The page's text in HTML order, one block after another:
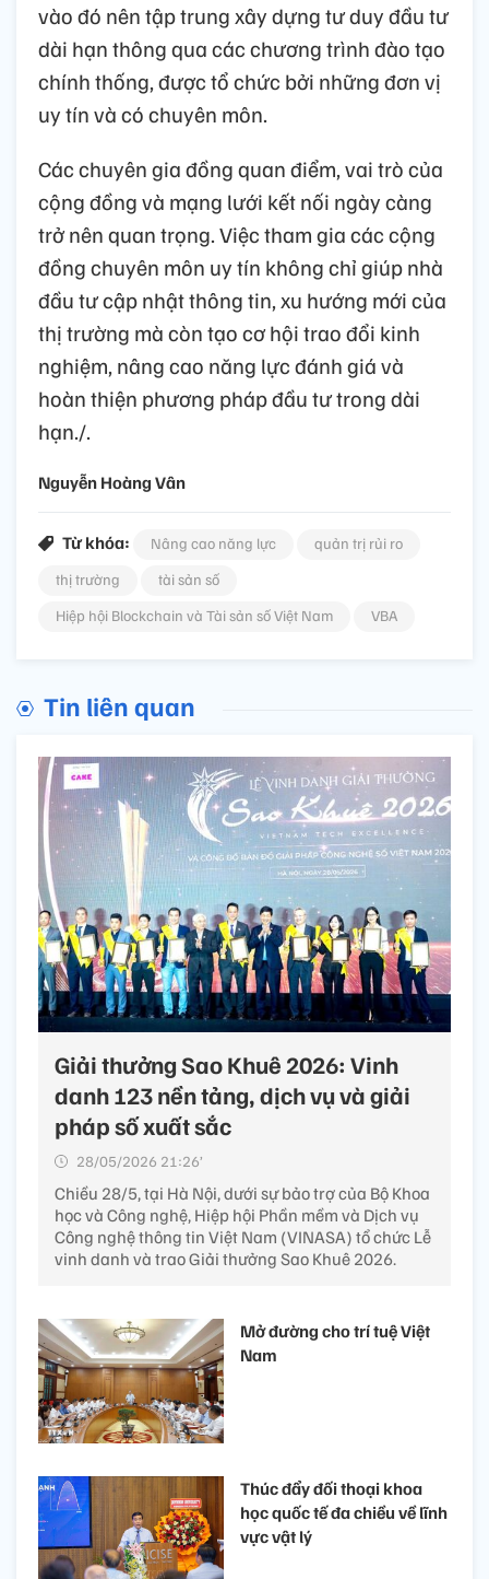
vào đó nên tập trung xây dựng tư duy đầu tư
dài hạn thông qua các chương trình đào tạo
chính thống, được tổ chức bởi những đơn vị
uy tín và có chuyên môn.
Các chuyên gia đồng quan điểm, vai trò của
cộng đồng và mạng lưới kết nối ngày càng
trở nên quan trọng. Việc tham gia các cộng
đồng chuyên môn uy tín không chỉ giúp nhà
đầu tư cập nhật thông tin, xu hướng mới của
thị trường mà còn tạo cơ hội trao đổi kinh
nghiệm, nâng cao năng lực đánh giá và
hoàn thiện phương pháp đầu tư trong dài
hạn./.
Nguyễn Hoàng Vân
Từ khóa: Nâng cao năng lực
quản trị rủi ro
thị trường
tài sản số
Hiệp hội Blockchain và Tài sản số Việt Nam
VBA
Tin liên quan
Giải thưởng Sao Khuê 2026: Vinh
danh 123 nền tảng, dịch vụ và giải
pháp số xuất sắc
28/05/2026 21:26’
Chiều 28/5, tại Hà Nội, dưới sự bảo trợ của Bộ Khoa
học và Công nghệ, Hiệp hội Phần mềm và Dịch vụ
Công nghệ thông tin Việt Nam (VINASA) tổ chức Lễ
vinh danh và trao Giải thưởng Sao Khuê 2026.
Mở đường cho trí tuệ Việt
Nam
Thúc đẩy đối thoại khoa
học quốc tế đa chiều về lĩnh
vực vật lý